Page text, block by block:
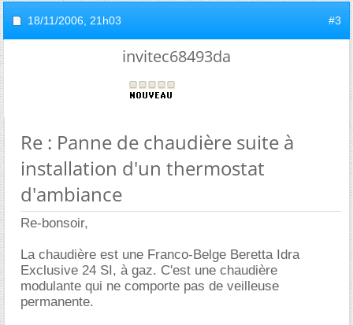
18/11/2006, 21h03 #3
invitec68493da
Re : Panne de chaudière suite à
installation d'un thermostat
d'ambiance
Re-bonsoir,
La chaudière est une Franco-Belge Beretta Idra
Exclusive 24 SI, à gaz. C'est une chaudière
modulante qui ne comporte pas de veilleuse
permanente.